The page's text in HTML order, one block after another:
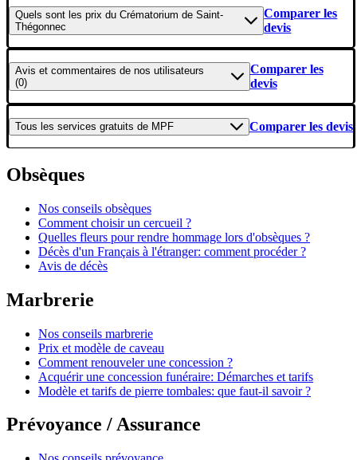
Quels sont les prix du Crématorium de Saint-
Thégonnec
Comparer les
devis
Avis et commentaires de nos utilisateurs
(0)
Comparer les
devis
Tous les services gratuits de MPF Comparer les devis
Obsèques
Nos conseils obsèques
Comment choisir un cercueil ?
Quelles fleurs pour rendre hommage lors d'obsèques ?
Décès d'un Français à l'étranger: comment procéder ?
Avis de décès
Marbrerie
Nos conseils marbrerie
Prix et modèle de caveau
Comment renouveler une concession ?
Acquérir une concession funéraire: Démarches et tarifs
Modèle et tarifs de pierre tombales: que faut-il savoir ?
Prévoyance / Assurance